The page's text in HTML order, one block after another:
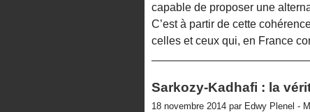
capable de proposer une
C’est à partir de cette
celles et ceux qui, en France
Sarkozy-Kadhafi : la
18 novembre 2014 par Edwy Plenel -